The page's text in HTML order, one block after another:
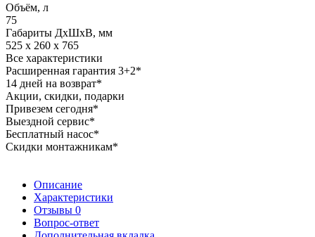
Объём, л
75
Габариты ДхШхВ, мм
525 x 260 x 765
Все характеристики
Расширенная гарантия 3+2*
14 дней на возврат*
Акции, скидки, подарки
Привезем сегодня*
Выездной сервис*
Бесплатный насос*
Скидки монтажникам*
Описание
Характеристики
Отзывы 0
Вопрос-ответ